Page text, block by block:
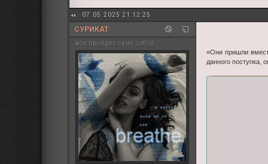
07.05.2025 21:12:25
СУРИКАТ
все пройдет само собой
«Они пришли
данного поступка,